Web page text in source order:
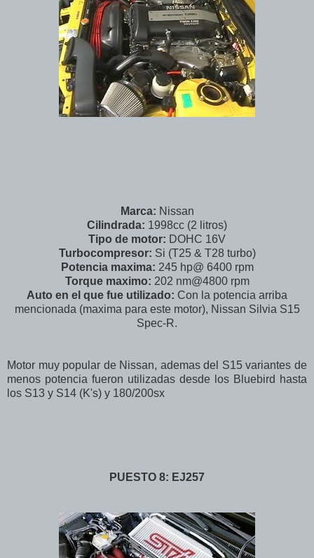
Marca: Nissan
Cilindrada: 1998cc (2 litros)
Tipo de motor: DOHC 16V
Turbocompresor: Si (T25 & T28 turbo)
Potencia maxima: 245 hp@ 6400 rpm
Torque maximo: 202 nm@4800 rpm
Auto en el que fue utilizado: Con la potencia arriba
mencionada (maxima para este motor), Nissan Silvia S15
Spec-R.
Motor muy popular de Nissan, ademas del S15 variantes de
menos potencia fueron utilizadas desde los Bluebird hasta
los S13 y S14 (K's) y 180/200sx
PUESTO 8: EJ257